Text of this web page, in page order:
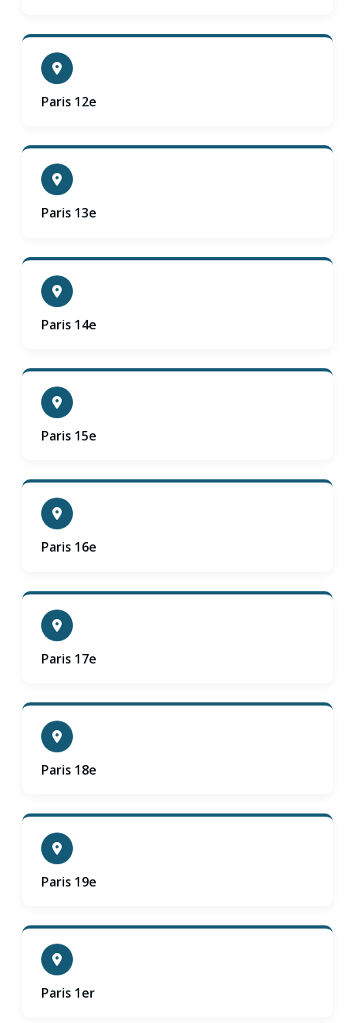
Paris 12e
Paris 13e
Paris 14e
Paris 15e
Paris 16e
Paris 17e
Paris 18e
Paris 19e
Paris 1er